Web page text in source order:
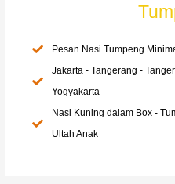
Pesan Nasi Tumpeng
Jakarta - Tangerang -
Yogyakarta
Nasi Kuning dalam Box -
Ultah Anak